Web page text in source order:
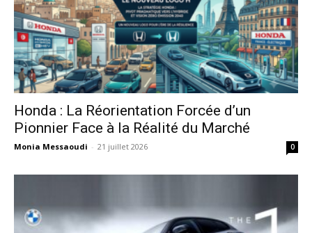
Honda : La Réorientation Forcée d’un
Pionnier Face à la Réalité du Marché
Monia Messaoudi - 21 juillet 2026 0